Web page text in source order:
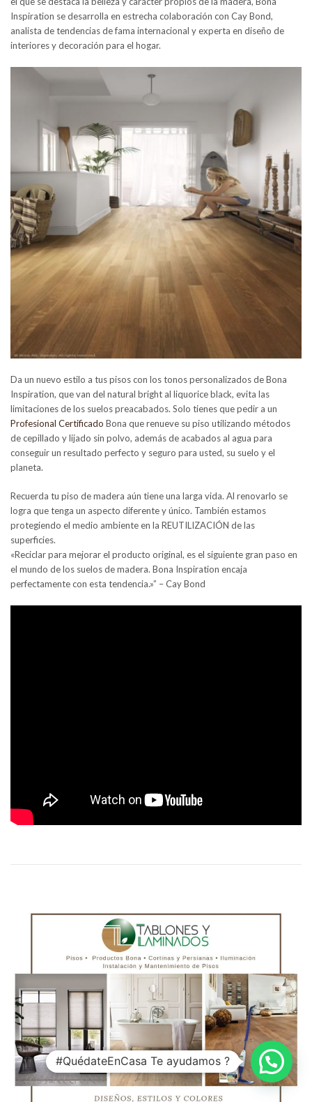
Inspiration se desarrolla en estrecha colaboración con Cay Bond,
analista de tendencias de fama internacional y experta en diseño de
interiores y decoración para el hogar.
Da un nuevo estilo a tus pisos con los tonos personalizados de Bona
Inspiration, que van del natural bright al liquorice black, evita las
limitaciones de los suelos preacabados. Solo tienes que pedir a un
Profesional Certificado Bona que renueve su piso utilizando métodos
de cepillado y lijado sin polvo, además de acabados al agua para
conseguir un resultado perfecto y seguro para usted, su suelo y el
planeta.
Recuerda tu piso de madera aún tiene una larga vida. Al renovarlo se
logra que tenga un aspecto diferente y único. También estamos
protegiendo el medio ambiente en la REUTILIZACIÓN de las
superficies.
«Reciclar para mejorar el producto original, es el siguiente gran paso en
el mundo de los suelos de madera. Bona Inspiration encaja
perfectamente con esta tendencia.»” – Cay Bond
#QuédateEnCasa Te ayudamos ?